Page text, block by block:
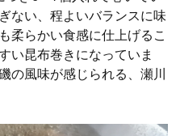
ない、程よいバランスに味
柔らかい食感に仕上げるこ
い昆布巻きになっていま
の風味が感じられる、瀬川